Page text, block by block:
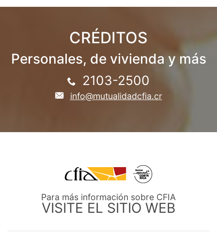
CRÉDITOS
Personales, de vivienda y más
2103-2500
info@mutualidadcfia.cr
Para más información sobre CFIA
VISITE EL SITIO WEB